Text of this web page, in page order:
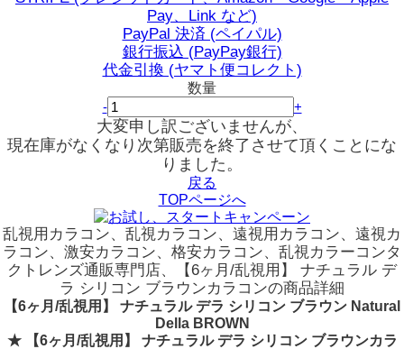
Pay、Link など)
PayPal 決済 (ペイパル)
銀行振込 (PayPay銀行)
代金引換 (ヤマト便コレクト)
数量
-
+
大変申し訳ございませんが、
現在庫がなくなり次第販売を終了させて頂くことにな
りました。
戻る
TOPページへ
乱視用カラコン、乱視カラコン、遠視用カラコン、遠視カ
ラコン、激安カラコン、格安カラコン、乱視カラーコンタ
クトレンズ通販専門店、【6ヶ月/乱視用】 ナチュラル デ
ラ シリコン ブラウンカラコンの商品詳細
【6ヶ月/乱視用】 ナチュラル デラ シリコン ブラウン Natural
Della BROWN
★ 【6ヶ月/乱視用】 ナチュラル デラ シリコン ブラウンカラ